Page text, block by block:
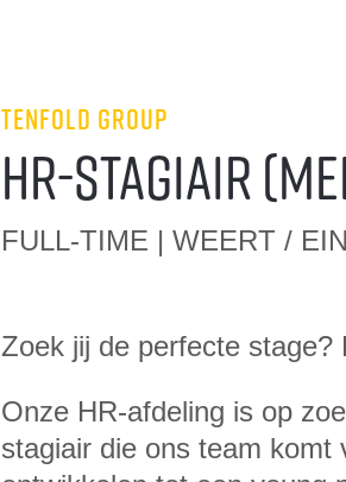
TENFOLD Group
HR-Stagiair
FULL-TIME | WEERT /
Zoek jij de perfecte stage?
Onze HR-afdeling is op
stagiair die ons team